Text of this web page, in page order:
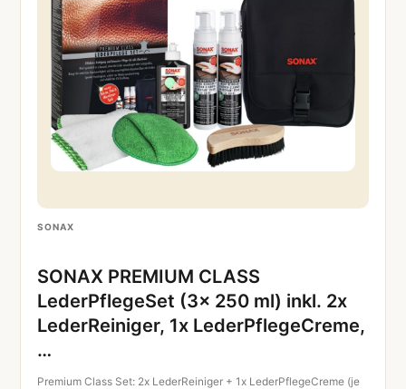
SONAX
SONAX PREMIUM CLASS
LederPflegeSet (3x 250 ml) inkl. 2x
LederReiniger, 1x LederPflegeCreme,
…
Premium Class Set: 2x LederReiniger + 1x LederPflegeCreme (je